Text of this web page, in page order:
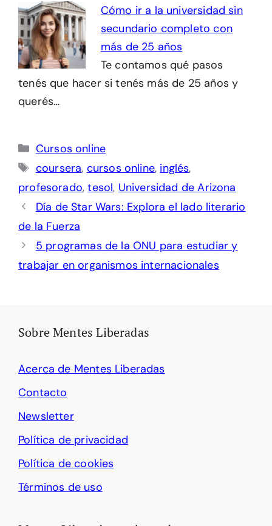
Cómo ir a la universidad sin
secundario completo con
más de 25 años
Te contamos qué pasos
tenés que hacer si tenés más de 25 años y
querés…
Categorías
Cursos online
Etiquetas
coursera, cursos online, inglés,
profesorado,tesol, Universidad de Arizona
Día de Star Wars: Explora el lado literario
de la Fuerza
5 programas de la ONU para estudiar y
trabajar en organismos internacionales
Sobre Mentes Liberadas
Acerca de Mentes Liberadas
Contacto
Newsletter
Política de privacidad
Política de cookies
Términos de uso